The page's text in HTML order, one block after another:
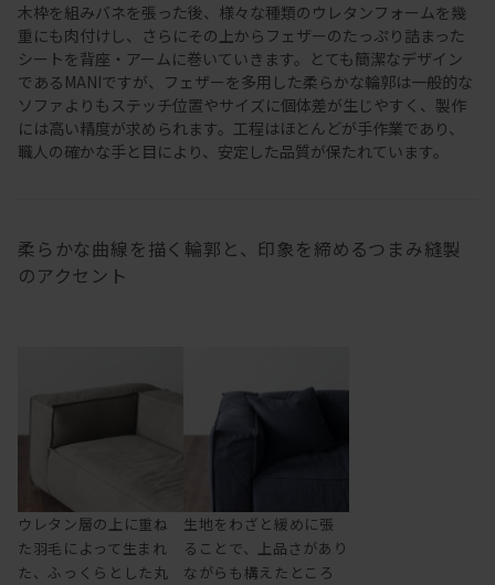
木枠を組みバネを張った後、様々な種類のウレタンフォームを幾
重にも肉付けし、さらにその上からフェザーのたっぷり詰まった
シートを背座・アームに巻いていきます。とても簡潔なデザイン
であるMANIですが、フェザーを多用した柔らかな輪郭は一般的な
ソファよりもステッチ位置やサイズに個体差が生じやすく、製作
には高い精度が求められます。工程はほとんどが手作業であり、
職人の確かな手と目により、安定した品質が保たれています。
柔らかな曲線を描く輪郭と、印象を締めるつまみ縫製
のアクセント
ウレタン層の上に重ね
た羽毛によって生まれ
た、ふっくらとした丸
生地をわざと緩めに張
ることで、上品さがあり
ながらも構えたところ